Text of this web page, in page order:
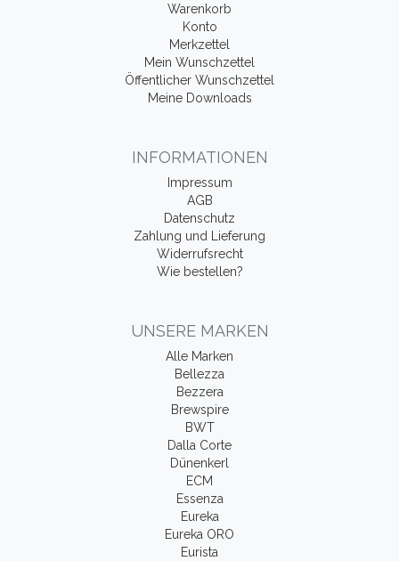
Warenkorb
Konto
Merkzettel
Mein Wunschzettel
Öffentlicher Wunschzettel
Meine Downloads
INFORMATIONEN
Impressum
AGB
Datenschutz
Zahlung und Lieferung
Widerrufsrecht
Wie bestellen?
UNSERE MARKEN
Alle Marken
Bellezza
Bezzera
Brewspire
BWT
Dalla Corte
Dünenkerl
ECM
Essenza
Eureka
Eureka ORO
Eurista